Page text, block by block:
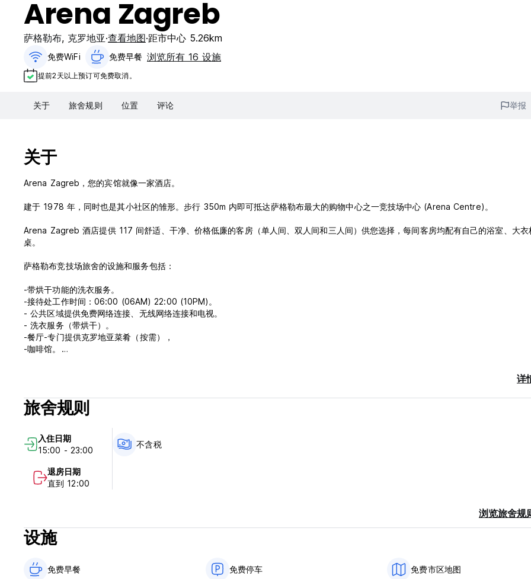
Arena Zagreb
萨格勒布, 克罗地亚 查看地图 距市中心 5.26km
免费WiFi 免费早餐‎ 浏览所有 16 设施
提前2天以上预订可免费取消。
关于 旅舍规则 位置 评论 举报
关于
Arena Zagreb，您的宾馆就像一家酒店。
建于 1978 年，同时也是其小社区的雏形。步行 350m 内即可抵达萨格勒布最大的购物中心之一竞技场中心 (Arena Centre)。
Arena Zagreb 酒店提供 117 间舒适、干净、价格低廉的客房（单人间、双人间和三人间）供您选择，每间客房均配有自己的浴室、大衣
桌。
萨格勒布竞技场旅舍的设施和服务包括：
-带烘干功能的洗衣服务。
-接待处工作时间：06:00 (06AM) 22:00 (10PM)。
- 公共区域提供免费网络连接、无线网络连接和电视。
- 洗衣服务（带烘干）。
-餐厅-专门提供克罗地亚菜肴（按需），
-咖啡馆。
或者，您可以从当地不同的披萨/餐厅订购食物。
通过我们的各个合作伙伴，我们将很乐意为您提供帮助并提供有趣的动画活动。入住萨格勒布竞技场酒店期间，您将与旅行者见面并分享
行、克罗地亚和其他目的地、烹饪、音乐、体育以及您想到的任何事物的经验。
没有宵禁，没有封锁。
22:00（晚上 10 点）后请勿喧哗。
请注意：
宾客入住客房的入住时间为 06:00 (06AM)，但一般入住时间为 15:00 (03PM)。 22:00 至 06:00 期间有夜间警卫工作。
详
旅舍规则
入住日期
15:00 - 23:00
退房日期
直到 12:00
不含税
浏览旅舍规
设施
免费早餐‎ 免费停车 免费市区地图